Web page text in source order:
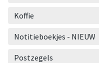
Koffie
Notitieboekjes - NIEUW
Postzegels